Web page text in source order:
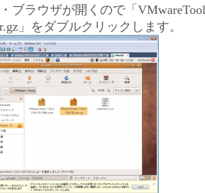
ブラウザが開くので「
」をダブルクリックします。